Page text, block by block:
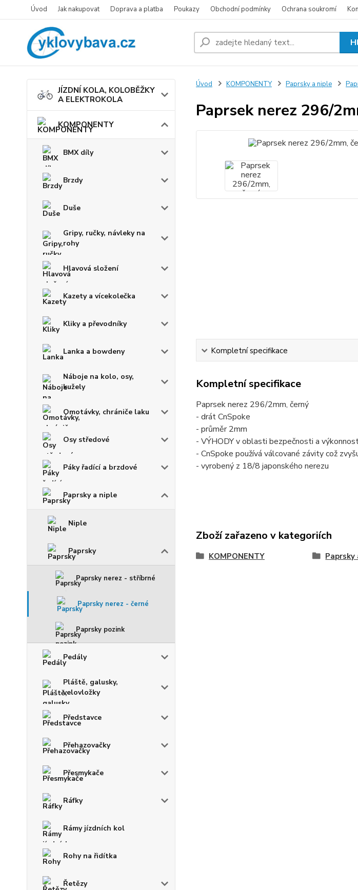
Úvod Jak nakupovat Doprava a platba Poukazy Obchodní podmínky Ochrana soukromí
JÍZDNÍ KOLA, KOLOBĚŽKY
A ELEKTROKOLA
KOMPONENTY
BMX díly
Brzdy
Duše
Gripy, ručky, návleky na
rohy
Hlavová složení
Kazety a vícekolečka
Kliky a převodníky
Lanka a bowdeny
Náboje na kolo, osy,
kužely
Omotávky, chrániče laku
Osy středové
Páky řadící a brzdové
Paprsky a niple
Niple
Paprsky
Paprsky nerez - stříbrné
Paprsky nerez - černé
Paprsky pozink
Pedály
Pláště, galusky,
velovložky
Představce
Přehazovačky
Přesmykače
Ráfky
Rámy jízdních kol
Rohy na řidítka
Řetězy
Úvod KOMPONENTY Paprsky a niple
Paprsek nerez 296/
Kompletní specifikace
Kompletní specifikace
Paprsek nerez 296/2mm, černý
- drát CnSpoke
- průměr 2mm
- VÝHODY v oblasti bezpečnosti a
- CnSpoke používá válcované závity což
- vyrobený z 18/8 japonského nerezu
Zboží zařazeno v kategoriích
KOMPONENTY Paprsky